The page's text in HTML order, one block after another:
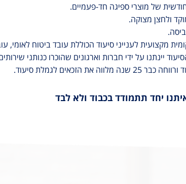
של מוצרי ספיגה חד-פעמיים.
ולחצן מצוקה.
מקצועית לענייני סיעוד הכוללת עובד ביטוח לאומי,
יינתנו על ידי חברות וארגונים שהוכרו כנותני
מלווה את הזכאים לגמלת סיעוד.
יחד תתמודד בכבוד ולא לבד